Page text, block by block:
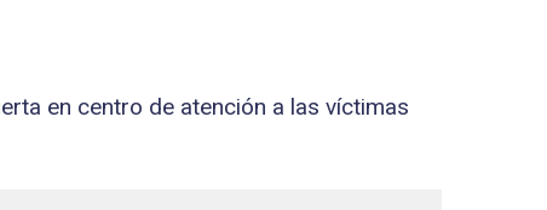
en centro de atención a las víctimas